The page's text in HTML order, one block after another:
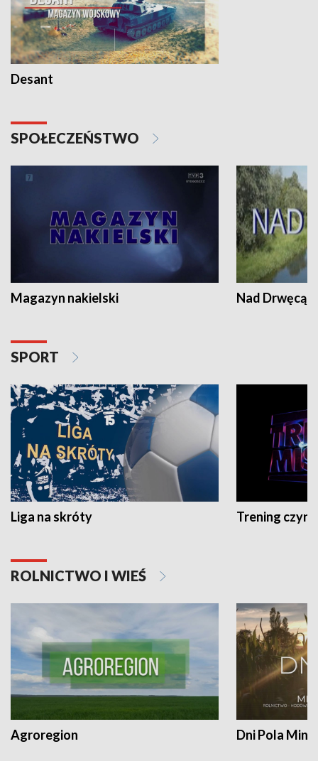
Desant
SPOŁECZEŃSTWO
Magazyn nakielski Nad Drwęcą
SPORT
Liga na skróty Trening czyni
ROLNICTWO I WIEŚ
Agroregion Dni Pola